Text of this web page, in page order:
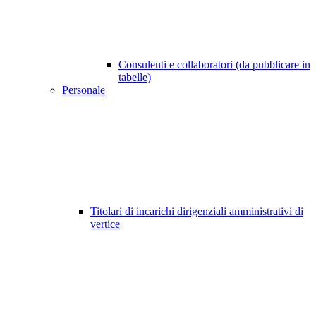
Consulenti e collaboratori (da pubblicare in
tabelle)
Personale
Titolari di incarichi dirigenziali amministrativi di
vertice